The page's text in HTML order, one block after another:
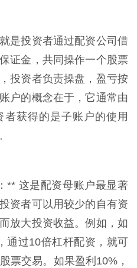
是投资者通过配资公司借
证金，共同操作一个股票
投资者负责操盘，盈亏按
户的概念在于，它通常由
获得的是子账户的使用
** 这是配资母账户最显著
资者可以用较少的自有资
放大投资收益。例如，如
通过10倍杠杆配资，就可
票交易。如果盈利10%，